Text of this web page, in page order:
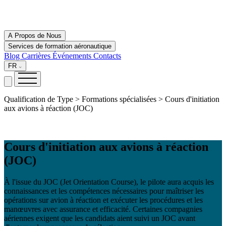
A Propos de Nous
Services de formation aéronautique
Blog Carrières Événements Contacts
FR
Qualification de Type > Formations spécialisées > Cours d'initiation
aux avions à réaction (JOC)
Cours d'initiation aux avions à réaction
(JOC)
À l'issue du JOC (Jet Orientation Course), le pilote aura acquis les
connaissances et les compétences nécessaires pour maîtriser les
opérations sur avion à réaction et exécuter les procédures et les
manœuvres avec assurance et efficacité. Certaines compagnies
aériennes exigent que les candidats aient suivi un JOC avant